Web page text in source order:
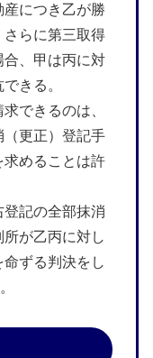
につき乙が勝
らに第三取得
、甲は丙に対
きる。
できるのは、
（更正）登記手
めることは許
記の全部抹消
が乙丙に対し
ずる判決をし